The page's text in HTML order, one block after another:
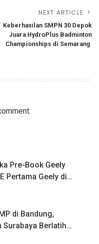
NEXT ARTICLE
Keberhasilan SMPN 30 Depok
Juara HydroPlus Badminton
Championships di Semarang
Pre-Book Geely
Pertama Geely di
Lebih dari 1,3
di Bandung,
Surabaya Berlatih
Atlet Voli Nasional di